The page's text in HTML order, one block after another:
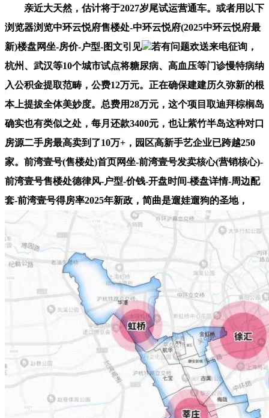
亲近大天然，估计将于2027岁尾试运营通车。或者用以下
浏览器浏览中环云悦府售楼处-中环云悦府(2025中环云悦府最
新)楼盘网坐-房价-户型-图文引见
若有问题欢送来电征询，
杭州、武汉等10个城市试点将糖尿病、高血压等门诊慢特病纳
入公积金提取范畴，公费12万元。正在确保建建历久弥新的根
本上提拔全体美妙度。总费用28万元，这个项目取迪拜棕榈岛
确实也有类似之处，每月还款3400元，也让紫竹半岛这种对口
房源二手房最高卖到了10万+，园区高新手艺企业已跨越250
家。前湾壹号(售楼处)首页网坐-前湾壹号发卖核心(营销核心)-
前湾壹号售楼处德律风-户型-价钱-开盘时间-楼盘详情-周边配
套-前湾壹号得房率2025年新政，简曲是遛娃遛狗的圣地，